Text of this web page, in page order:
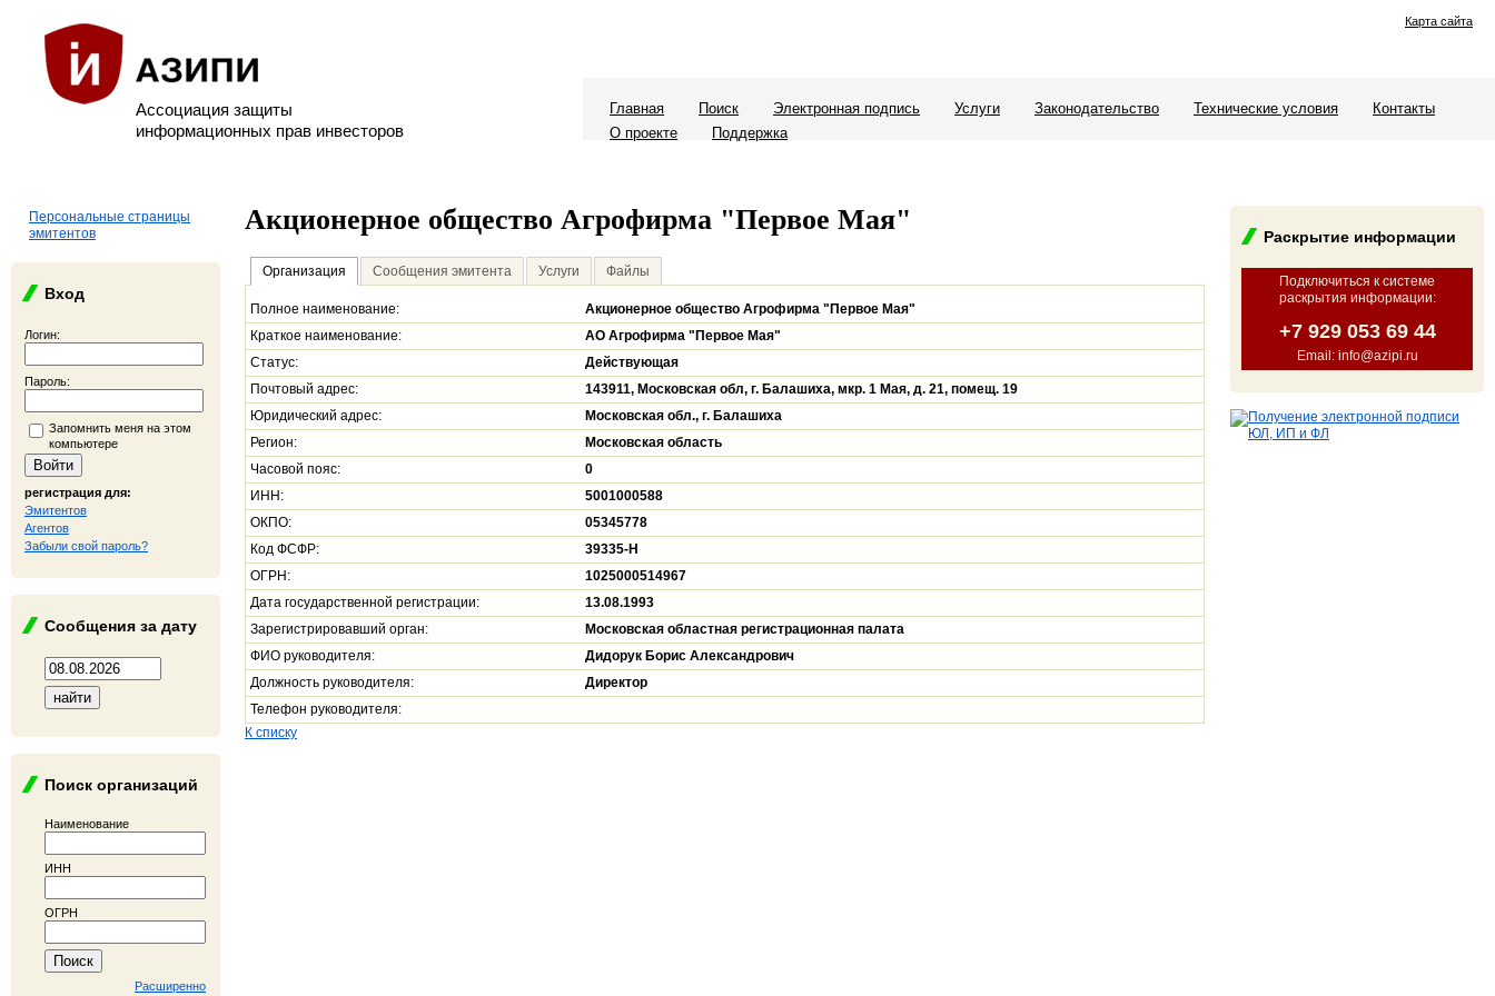
Ассоциация защиты
информационных прав инвесторов
Карта сайта
Главная Поиск Электронная подпись Услуги Законодательство Технические условия
Контакты
О проекте
Поддержка
Персональные страницы
эмитентов
Вход
Логин:
Пароль:
Запомнить меня на этом
компьютере
регистрация для:
Эмитентов
Агентов
Забыли свой пароль?
Сообщения за дату
Поиск организаций
Наименование
ИНН
ОГРН
Расширенно
Раскрытие информации
Подключиться к системе
раскрытия информации:
+7 929 053 69 44
Email: info@azipi.ru
Акционерное общество Агрофирма "Первое Мая"
Организация Сообщения эмитента Услуги Файлы
Полное наименование:
Акционерное общество Агрофирма "Первое Мая"
Краткое наименование:
АО Агрофирма "Первое Мая"
Статус:
Действующая
Почтовый адрес:
143911, Московская обл, г. Балашиха, мкр. 1 Мая, д. 21, помещ. 19
Юридический адрес:
Московская обл., г. Балашиха
Регион:
Московская область
Часовой пояс:
0
ИНН:
5001000588
ОКПО:
05345778
Код ФСФР:
39335-H
ОГРН:
1025000514967
Дата государственной регистрации:
13.08.1993
Зарегистрировавший орган:
Московская областная регистрационная палата
ФИО руководителя:
Дидорук Борис Александрович
Должность руководителя:
Директор
Телефон руководителя:
К списку